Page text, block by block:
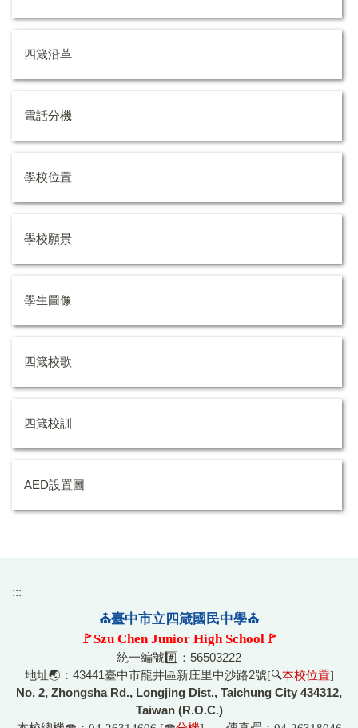
四箴沿革
電話分機
學校位置
學校願景
學生圖像
四箴校歌
四箴校訓
AED設置圖
:::
⛪臺中市立四箴國民中學⛪
🚩Szu Chen Junior High School🚩
統一編號#️⃣：56503222
地址🌏：43441臺中市龍井區新庄里中沙路2號[🔍本校位置]
No. 2, Zhongsha Rd., Longjing Dist., Taichung City 434312,
Taiwan (R.O.C.)